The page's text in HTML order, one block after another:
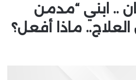
.. ابني “مدمن
ماذا أفعل؟